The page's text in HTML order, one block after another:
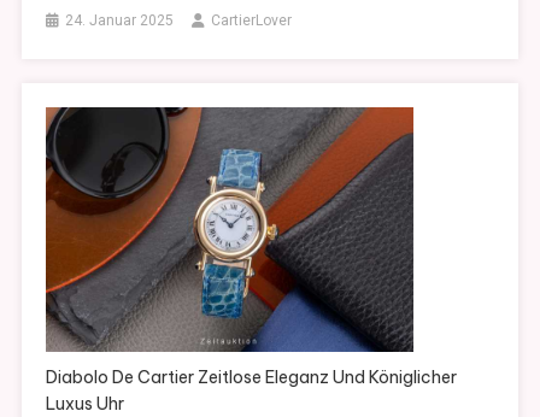
24. Januar 2025 CartierLover
Diabolo De Cartier Zeitlose Eleganz Und Königlicher
Luxus Uhr